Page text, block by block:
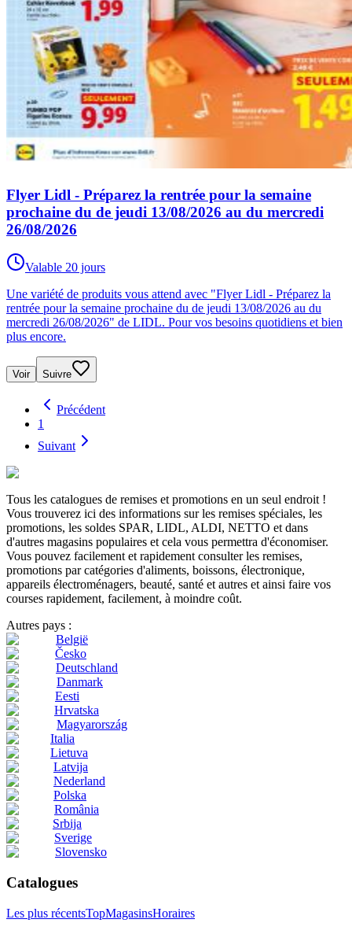
Flyer Lidl - Préparez la rentrée pour la semaine
prochaine du de jeudi 13/08/2026 au du mercredi
26/08/2026
Valable 20 jours
Une variété de produits vous attend avec "Flyer Lidl - Préparez la
rentrée pour la semaine prochaine du de jeudi 13/08/2026 au du
mercredi 26/08/2026" de LIDL. Pour vos besoins quotidiens et bien
plus encore.
Voir Suivre
Précédent
1
Suivant
Tous les catalogues de remises et promotions en un seul endroit !
Vous trouverez ici des informations sur les remises spéciales, les
promotions, les soldes SPAR, LIDL, ALDI, NETTO et dans
d'autres magasins populaires et cela vous permettra d'économiser.
Vous pouvez facilement et rapidement consulter les remises,
promotions par catégories d'aliments, boissons, électronique,
appareils électroménagers, beauté, santé et autres et ainsi faire vos
courses rapidement, facilement, à moindre coût.
Autres pays :
België
Česko
Deutschland
Danmark
Eesti
Hrvatska
Magyarország
Italia
Lietuva
Latvija
Nederland
Polska
România
Srbija
Sverige
Slovensko
Catalogues
Les plus récentsTopMagasinsHoraires